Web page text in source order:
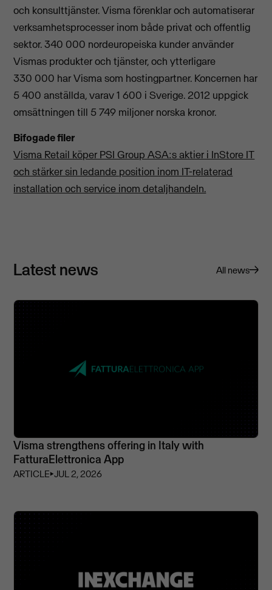
och konsulttjänster. Visma förenklar och automatiserar
verksamhetsprocesser inom både privat och offentlig
sektor. 340 000 nordeuropeiska kunder använder
Vismas produkter och tjänster, och ytterligare
330 000 har Visma som hostingpartner. Koncernen har
5 400 anställda, varav 1 600 i Sverige. 2012 uppgick
omsättningen till 5 749 miljoner norska kronor.
Bifogade filer
Visma Retail köper PSI Group ASA:s aktier i InStore IT
och stärker sin ledande position inom IT-relaterad
installation och service inom detaljhandeln.
Latest news All news
Visma strengthens offering in Italy with
FatturaElettronica App
ARTICLE⏵JUL 2, 2026